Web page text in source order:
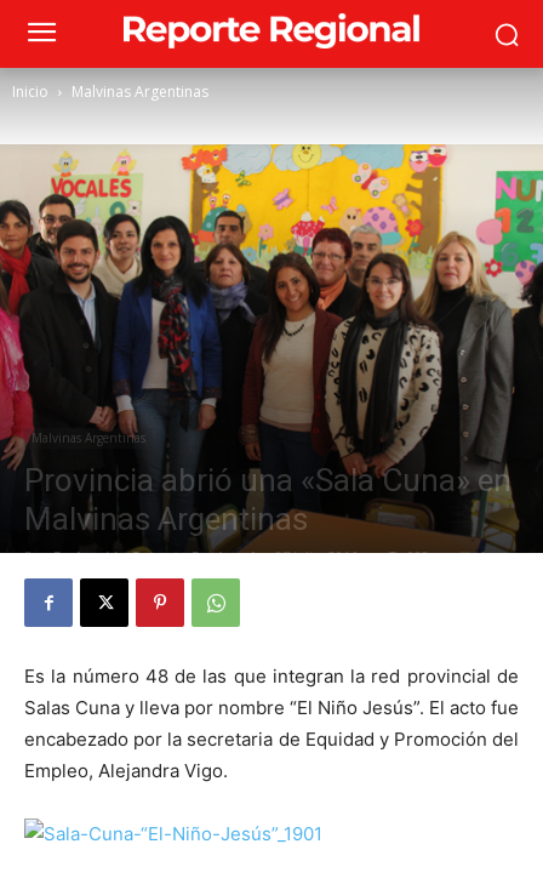
Inicio Malvinas Argentinas
Malvinas Argentinas
Provincia abrió una «Sala Cuna» en
Malvinas Argentinas
Por Redacción Reporte Regional - 27 julio, 2016 923 0
Es la número 48 de las que integran la red provincial de
Salas Cuna y lleva por nombre “El Niño Jesús”. El acto fue
encabezado por la secretaria de Equidad y Promoción del
Empleo, Alejandra Vigo.